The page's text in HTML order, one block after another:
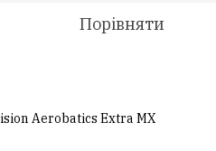
Порівняти
Aerobatics Extra MX